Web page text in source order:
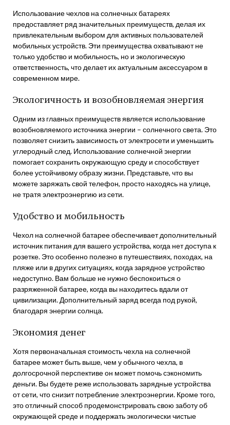
Использование чехлов на солнечных батареях
предоставляет ряд значительных преимуществ, делая их
привлекательным выбором для активных пользователей
мобильных устройств. Эти преимущества охватывают не
только удобство и мобильность, но и экологическую
ответственность, что делает их актуальным аксессуаром в
современном мире.
Экологичность и возобновляемая энергия
Одним из главных преимуществ является использование
возобновляемого источника энергии – солнечного света. Это
позволяет снизить зависимость от электросети и уменьшить
углеродный след. Использование солнечной энергии
помогает сохранить окружающую среду и способствует
более устойчивому образу жизни. Представьте, что вы
можете заряжать свой телефон, просто находясь на улице,
не тратя электроэнергию из сети.
Удобство и мобильность
Чехол на солнечной батарее обеспечивает дополнительный
источник питания для вашего устройства, когда нет доступа к
розетке. Это особенно полезно в путешествиях, походах, на
пляже или в других ситуациях, когда зарядное устройство
недоступно. Вам больше не нужно беспокоиться о
разряженной батарее, когда вы находитесь вдали от
цивилизации. Дополнительный заряд всегда под рукой,
благодаря энергии солнца.
Экономия денег
Хотя первоначальная стоимость чехла на солнечной
батарее может быть выше, чем у обычного чехла, в
долгосрочной перспективе он может помочь сэкономить
деньги. Вы будете реже использовать зарядные устройства
от сети, что снизит потребление электроэнергии. Кроме того,
это отличный способ продемонстрировать свою заботу об
окружающей среде и поддержать экологически чистые